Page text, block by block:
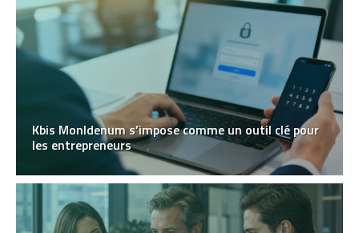
Kbis MonIdenum s’impose comme un outil clé pour
les entrepreneurs